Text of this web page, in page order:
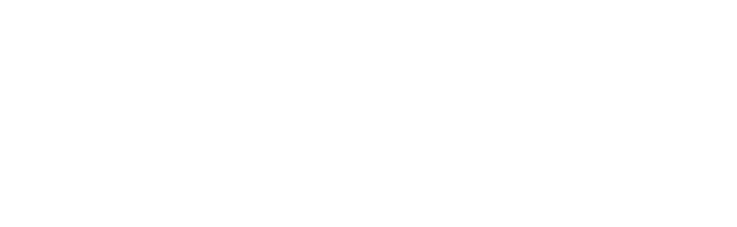
технические характреристики, фото и автообзоры. Автотюнинг, тест-драйвы. Шины, диски, резина